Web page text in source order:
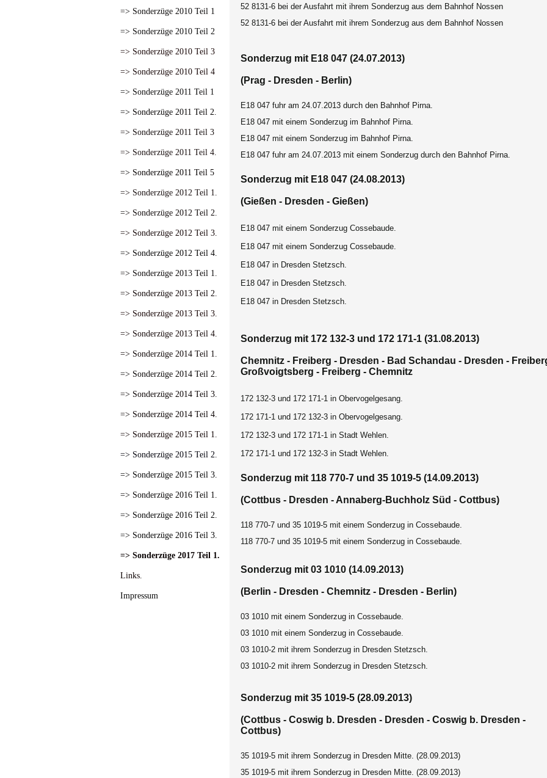
=> Sonderzüge 2010 Teil 1
=> Sonderzüge 2010 Teil 2
=> Sonderzüge 2010 Teil 3
=> Sonderzüge 2010 Teil 4
=> Sonderzüge 2011 Teil 1
=> Sonderzüge 2011 Teil 2.
=> Sonderzüge 2011 Teil 3
=> Sonderzüge 2011 Teil 4.
=> Sonderzüge 2011 Teil 5
=> Sonderzüge 2012 Teil 1.
=> Sonderzüge 2012 Teil 2.
=> Sonderzüge 2012 Teil 3.
=> Sonderzüge 2012 Teil 4.
=> Sonderzüge 2013 Teil 1.
=> Sonderzüge 2013 Teil 2.
=> Sonderzüge 2013 Teil 3.
=> Sonderzüge 2013 Teil 4.
=> Sonderzüge 2014 Teil 1.
=> Sonderzüge 2014 Teil 2.
=> Sonderzüge 2014 Teil 3.
=> Sonderzüge 2014 Teil 4.
=> Sonderzüge 2015 Teil 1.
=> Sonderzüge 2015 Teil 2.
=> Sonderzüge 2015 Teil 3.
=> Sonderzüge 2016 Teil 1.
=> Sonderzüge 2016 Teil 2.
=> Sonderzüge 2016 Teil 3.
=> Sonderzüge 2017 Teil 1.
Links.
Impressum
52 8131-6 bei der Ausfahrt mit ihrem Sonderzug aus dem Bahnhof Nossen
52 8131-6 bei der Ausfahrt mit ihrem Sonderzug aus dem Bahnhof Nossen
Sonderzug mit E18 047 (24.07.2013)
(Prag - Dresden - Berlin)
E18 047 fuhr am 24.07.2013 durch den Bahnhof Pirna.
E18 047 mit einem Sonderzug im Bahnhof Pirna.
E18 047 mit einem Sonderzug im Bahnhof Pirna.
E18 047 fuhr am 24.07.2013 mit einem Sonderzug durch den Bahnhof Pirna.
Sonderzug mit E18 047 (24.08.2013)
(Gießen - Dresden - Gießen)
E18 047 mit einem Sonderzug Cossebaude.
E18 047 mit einem Sonderzug Cossebaude.
E18 047 in Dresden Stetzsch.
E18 047 in Dresden Stetzsch.
E18 047 in Dresden Stetzsch.
Sonderzug mit 172 132-3 und 172 171-1 (31.08.2013)
Chemnitz - Freiberg - Dresden - Bad Schandau - Dresden -
Großvoigtsberg - Freiberg - Chemnitz
172 132-3 und 172 171-1 in Obervogelgesang.
172 171-1 und 172 132-3 in Obervogelgesang.
172 132-3 und 172 171-1 in Stadt Wehlen.
172 171-1 und 172 132-3 in Stadt Wehlen.
Sonderzug mit 118 770-7 und 35 1019-5 (14.09.2013)
(Cottbus - Dresden - Annaberg-Buchholz Süd - Cottbus)
118 770-7 und 35 1019-5 mit einem Sonderzug in Cossebaude.
118 770-7 und 35 1019-5 mit einem Sonderzug in Cossebaude.
Sonderzug mit 03 1010 (14.09.2013)
(Berlin - Dresden - Chemnitz - Dresden - Berlin)
03 1010 mit einem Sonderzug in Cossebaude.
03 1010 mit einem Sonderzug in Cossebaude.
03 1010-2 mit ihrem Sonderzug in Dresden Stetzsch.
03 1010-2 mit ihrem Sonderzug in Dresden Stetzsch.
Sonderzug mit 35 1019-5 (28.09.2013)
(Cottbus - Coswig b. Dresden - Dresden - Coswig b. Dresden -
Cottbus)
35 1019-5 mit ihrem Sonderzug in Dresden Mitte. (28.09.2013)
35 1019-5 mit ihrem Sonderzug in Dresden Mitte. (28.09.2013)